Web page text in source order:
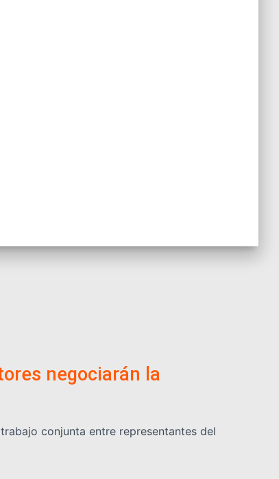
negociarán la
conjunta entre representantes del